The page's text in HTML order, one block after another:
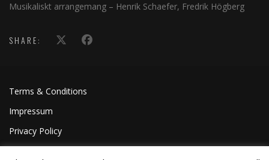
Musikaliskt arrangemang – Henrik Schaefer, Fredrik Högberg
SHARE:
Terms & Conditions
Impressum
Privacy Policy